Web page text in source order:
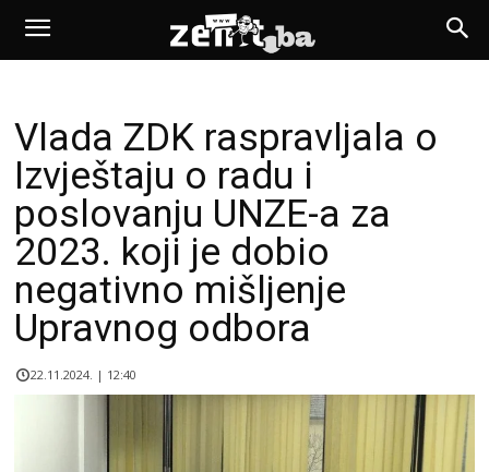
Vlada ZDK raspravljala o
Izvještaju o radu i
poslovanju UNZE-a za
2023. koji je dobio
negativno mišljenje
Upravnog odbora
22.11.2024. | 12:40